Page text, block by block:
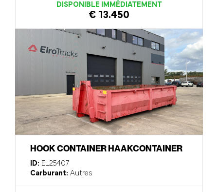
DISPONIBLE IMMÉDIATEMENT
€ 13.450
HOOK CONTAINER HAAKCONTAINER
ID: EL25407
Carburant: Autres